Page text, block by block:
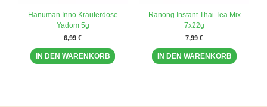
Hanuman Inno Kräuterdose
Yadom 5g
6,99 €
IN DEN WARENKORB
Ranong Instant Thai Tea Mix
7x22g
7,99 €
IN DEN WARENKORB